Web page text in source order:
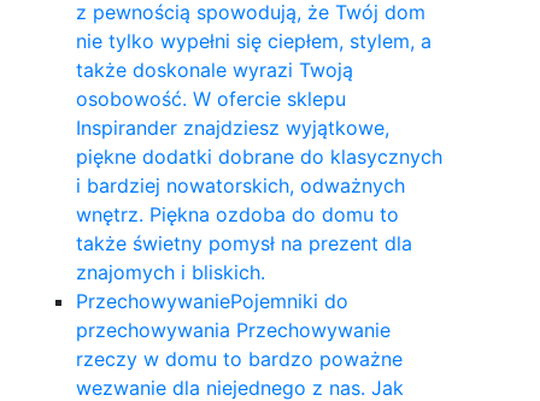
z pewnością spowodują, że Twój dom
nie tylko wypełni się ciepłem, stylem, a
także doskonale wyrazi Twoją
osobowość. W ofercie sklepu
Inspirander znajdziesz wyjątkowe,
piękne dodatki dobrane do klasycznych
i bardziej nowatorskich, odważnych
wnętrz. Piękna ozdoba do domu to
także świetny pomysł na prezent dla
znajomych i bliskich.
PrzechowywaniePojemniki do
przechowywania Przechowywanie
rzeczy w domu to bardzo poważne
wezwanie dla niejednego z nas. Jak